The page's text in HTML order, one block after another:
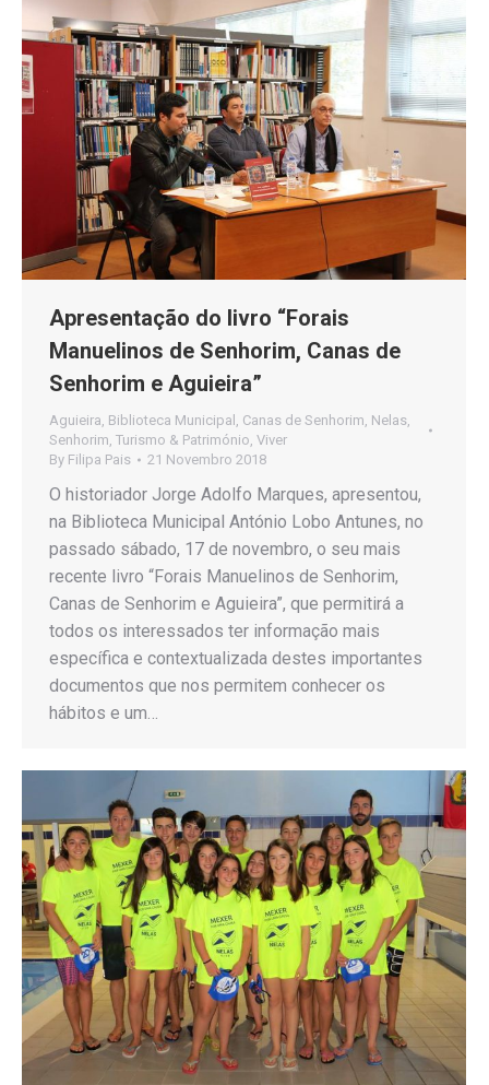
Apresentação do livro “Forais
Manuelinos de Senhorim, Canas de
Senhorim e Aguieira”
Aguieira, Biblioteca Municipal , Canas de Senhorim, Nelas,
Senhorim, Turismo & Património, Viver
By Filipa Pais 21 Novembro 2018
O historiador Jorge Adolfo Marques, apresentou,
na Biblioteca Municipal António Lobo Antunes, no
passado sábado, 17 de novembro, o seu mais
recente livro “Forais Manuelinos de Senhorim,
Canas de Senhorim e Aguieira”, que permitirá a
todos os interessados ter informação mais
específica e contextualizada destes importantes
documentos que nos permitem conhecer os
hábitos e um…